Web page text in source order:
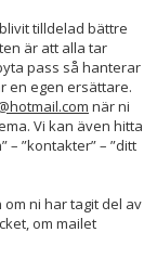
tilldelad bättre
är att alla tar
pass så hanterar
en egen ersättare.
när ni
Vi kan även hitta
”kontakter” – ”ditt
ni har tagit del av
om mailet